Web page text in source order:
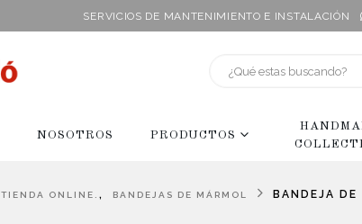
SERVICIOS DE MANTENIMIENTO E INSTALACIÓN
NOSOTROS PRODUCTOS
.TIENDA ONLINE. , BANDEJAS DE MÁRMOL BANDEJA DE